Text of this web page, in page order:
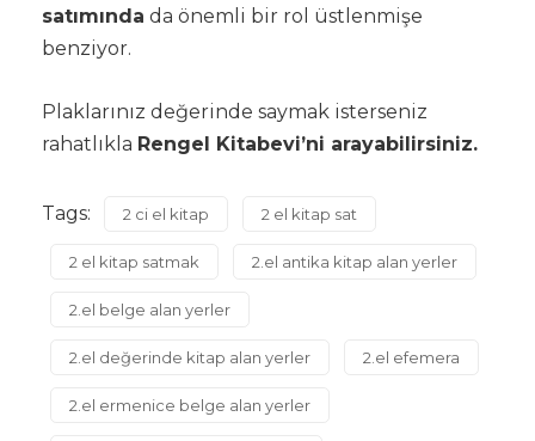
satımında da önemli bir rol üstlenmişe
benziyor.
Plaklarınız değerinde saymak isterseniz
rahatlıkla Rengel Kitabevi’ni arayabilirsiniz.
Tags: 2 ci el kitap 2 el kitap sat
2 el kitap satmak 2.el antika kitap alan yerler
2.el belge alan yerler
2.el değerinde kitap alan yerler 2.el efemera
2.el ermenice belge alan yerler